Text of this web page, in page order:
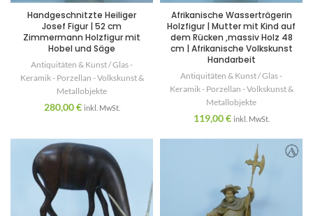
Handgeschnitzte Heiliger
Josef Figur | 52 cm
Zimmermann Holzfigur mit
Hobel und Säge
Antiquitäten & Kunst / Glas -
Keramik - Porzellan - Volkskunst &
Metallobjekte
280,00€ inkl. MwSt.
Afrikanische Wasserträgerin
Holzfigur | Mutter mit Kind auf
dem Rücken ,massiv Holz 48
cm | Afrikanische Volkskunst
Handarbeit
Antiquitäten & Kunst / Glas -
Keramik - Porzellan - Volkskunst &
Metallobjekte
119,00€ inkl. MwSt.